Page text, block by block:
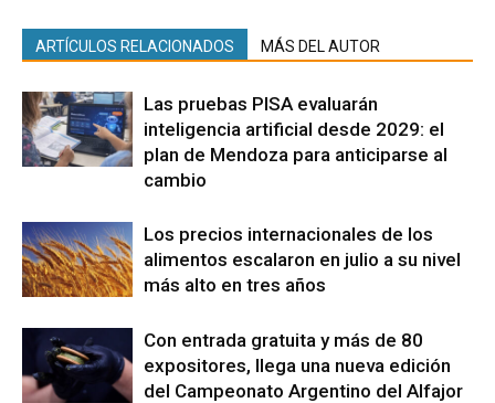
ARTÍCULOS RELACIONADOS MÁS DEL AUTOR
Las pruebas PISA evaluarán
inteligencia artificial desde 2029: el
plan de Mendoza para anticiparse al
cambio
Los precios internacionales de los
alimentos escalaron en julio a su nivel
más alto en tres años
Con entrada gratuita y más de 80
expositores, llega una nueva edición
del Campeonato Argentino del Alfajor